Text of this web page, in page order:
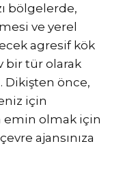
bölgelerde,
ve yerel
agresif kök
bir tür olarak
Dikişten önce,
için
emin olmak için
ajansınıza